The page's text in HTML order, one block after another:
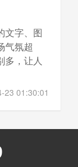
文字、图
气氛超
多，让人
23 01:30:01